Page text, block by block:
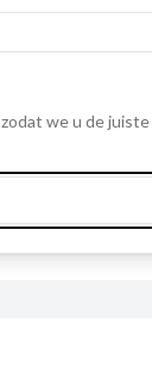
we u de